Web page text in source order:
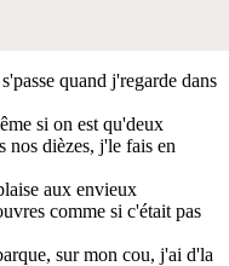
quand j'regarde dans
si on est qu'deux
nos dièzes, j'le fais en
aux envieux
comme si c'était pas
sur mon cou, j'ai d'la